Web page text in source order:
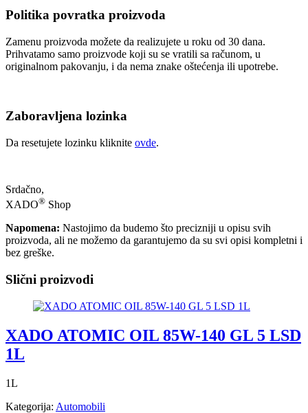
Politika povratka proizvoda
Zamenu proizvoda možete da realizujete u roku od 30 dana.
Prihvatamo samo proizvode koji su se vratili sa računom, u
originalnom pakovanju, i da nema znake oštećenja ili upotrebe.
Zaboravljena lozinka
Da resetujete lozinku kliknite ovde.
Srdačno,
XADO® Shop
Napomena: Nastojimo da budemo što precizniji u opisu svih
proizvoda, ali ne možemo da garantujemo da su svi opisi kompletni i
bez greške.
Slični proizvodi
XADO ATOMIC OIL 85W-140 GL 5 LSD
1L
1L
Kategorija: Automobili